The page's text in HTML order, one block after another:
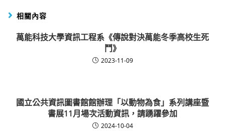
相關內容
萬能科技大學資訊工程系《傳說對決萬能冬季高校生死
鬥》
2023-11-09
國立公共資訊圖書館館辦理「以動物為食」系列講座暨
書展11月場次活動資訊，請踴躍參加
2024-10-04